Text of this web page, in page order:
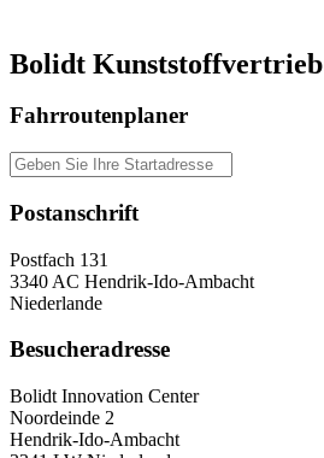
Bolidt Kunststoffvertrieb
Fahrroutenplaner
Postanschrift
Postfach 131
3340 AC Hendrik-Ido-Ambacht
Niederlande
Besucheradresse
Bolidt Innovation Center
Noordeinde 2
Hendrik-Ido-Ambacht